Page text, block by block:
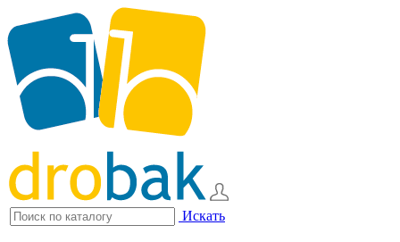
Искать